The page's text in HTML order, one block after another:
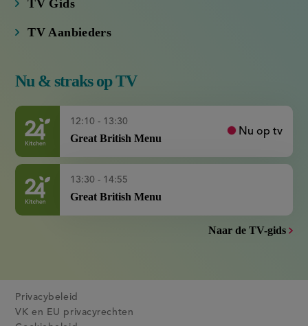
TV Aanbieders
Great British Menu
13:30 - 14:55
Great British Menu
VK en EU privacyrechten
Cookiebeleid
Gebruiksvoorwaarden